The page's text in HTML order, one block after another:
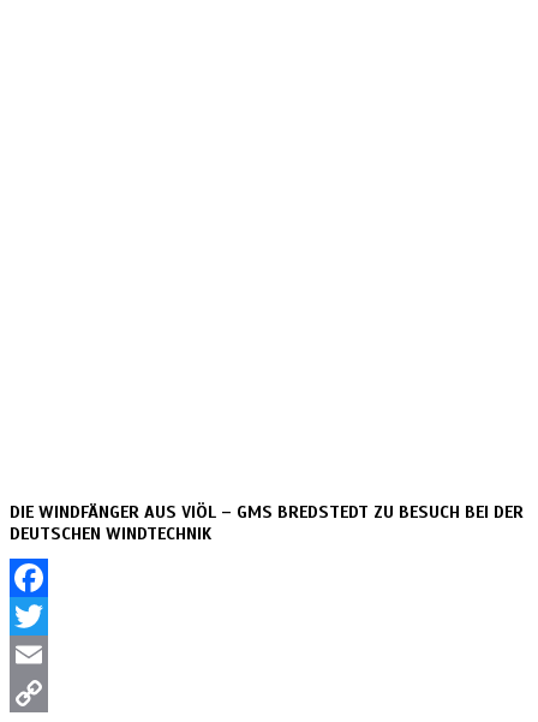
DIE WINDFÄNGER AUS VIÖL – GMS BREDSTEDT ZU BESUCH BEI DER
DEUTSCHEN WINDTECHNIK
Facebook
Twitter
Email